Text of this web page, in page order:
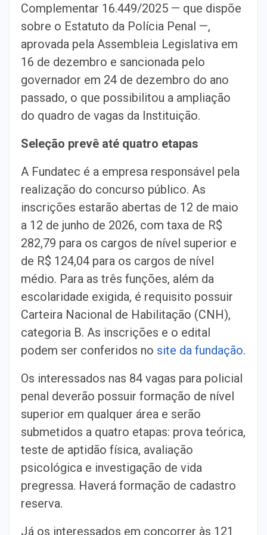
Complementar 16.449/2025 — que dispõe
sobre o Estatuto da Polícia Penal —,
aprovada pela Assembleia Legislativa em
16 de dezembro e sancionada pelo
governador em 24 de dezembro do ano
passado, o que possibilitou a ampliação
do quadro de vagas da Instituição.
Seleção prevê até quatro etapas
A Fundatec é a empresa responsável pela
realização do concurso público. As
inscrições estarão abertas de 12 de maio
a 12 de junho de 2026, com taxa de R$
282,79 para os cargos de nível superior e
de R$ 124,04 para os cargos de nível
médio. Para as três funções, além da
escolaridade exigida, é requisito possuir
Carteira Nacional de Habilitação (CNH),
categoria B. As inscrições e o edital
podem ser conferidos no site da fundação.
Os interessados nas 84 vagas para policial
penal deverão possuir formação de nível
superior em qualquer área e serão
submetidos a quatro etapas: prova teórica,
teste de aptidão física, avaliação
psicológica e investigação de vida
pregressa. Haverá formação de cadastro
reserva.
Já os interessados em concorrer às 121